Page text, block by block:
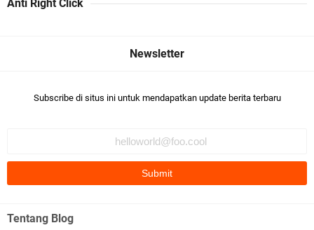
Anti Right Click
Subscribe di situs ini untuk mendapatkan update berita terbaru
Tentang Blog